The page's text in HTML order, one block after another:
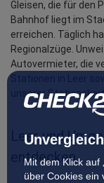
Mit dem Klick auf
über Cookies ein
Gleisen, die für den
Bahnhof liegt im
erreichen. Täglich
Regionalzüge.
Autovermieter, die
Stationen in Leer
unserer
Leer und
entdecken